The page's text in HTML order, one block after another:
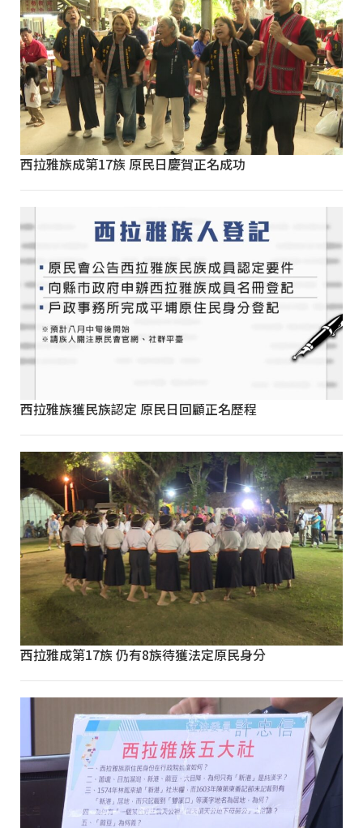
西拉雅族成第17族 原民日慶賀正名成功
西拉雅族獲民族認定 原民日回顧正名歷程
西拉雅成第17族 仍有8族待獲法定原民身分